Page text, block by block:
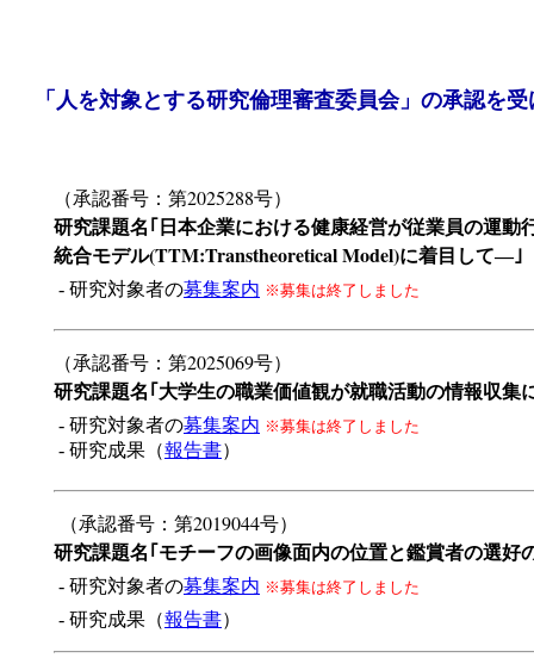
「人を対象とする研究倫理審査委員会」の承認を
（承認番号：第2025288号）
研究課題名｢日本企業における健康経営が従業員の運
統合モデル(TTM:Transtheoretical Model)に着目して―｣
- 研究対象者の募集案内 ※募集は終了しました
（承認番号：第2025069号）
研究課題名｢大学生の職業価値観が就職活動の情報収集
- 研究対象者の募集案内 ※募集は終了しました
- 研究成果（報告書）
（承認番号：第2019044号）
研究課題名｢モチーフの画像面内の位置と鑑賞者の選好
- 研究対象者の募集案内 ※募集は終了しました
- 研究成果（報告書）